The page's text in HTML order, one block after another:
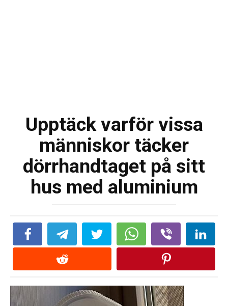
Upptäck varför vissa
människor täcker
dörrhandtaget på sitt
hus med aluminium